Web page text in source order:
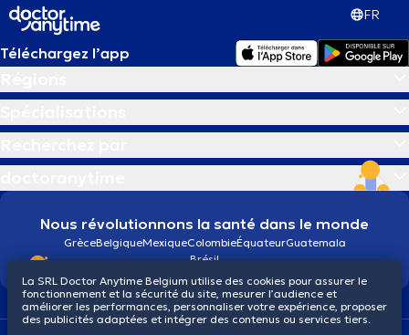
FR
Téléchargez l’app
Nous révolutionnons la santé dans le monde
GrèceBelgiqueMexiqueColombieÉquateurGuatemala
Brésil
La SRL Doctor Anytime Belgium utilise des cookies pour assurer le
fonctionnement et la sécurité du site, mesurer l’audience et
améliorer les performances, personnaliser votre expérience, proposer
des publicités adaptées et intégrer des contenus ou services tiers.